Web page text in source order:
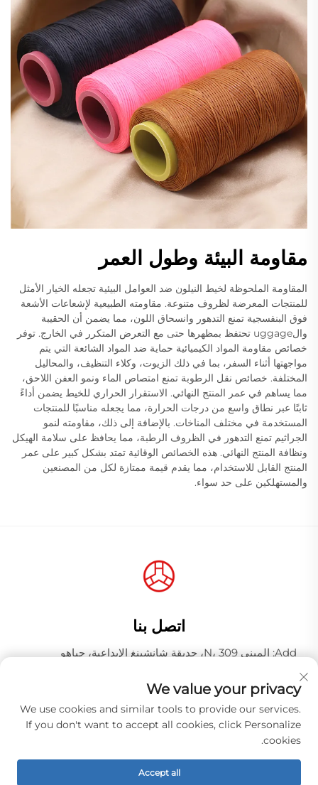
مقاومة البيئة وطول العمر
المقاومة الملحوظة لخيط النيلون ضد العوامل البيئية تجعله الخيار الأمثل
للمنتجات المعرضة لظروف متنوعة. مقاومته الطبيعية لإشعاعات الأشعة
فوق البنفسجية تمنع التدهور وانسحاق اللون، مما يضمن أن الحقيبة
والuggage تحتفظ بمظهرها حتى مع التعرض المتكرر في الخارج. توفر
خصائص مقاومة المواد الكيميائية حماية ضد المواد الشائعة التي يتم
مواجهتها أثناء السفر، بما في ذلك الزيوت، وكلاء التنظيف، والمحاليل
المختلفة. خصائص نقل الرطوبة تمنع امتصاص الماء ونمو العفن اللاحق،
مما يساهم في عمر المنتج النهائي. الاستقرار الحراري للخيط يضمن أداءً
ثابتًا عبر نطاق واسع من درجات الحرارة، مما يجعله مناسبًا للمنتجات
المستخدمة في مختلف المناخات. بالإضافة إلى ذلك، مقاومته لنمو
الجراثيم تمنع التدهور في الظروف الرطبة، مما يحافظ على سلامة الهيكل
ونظافة المنتج النهائي. هذه الخصائص الوقائية تمتد بشكل كبير على عمر
المنتج القابل للاستخدام، مما يقدم قيمة ممتازة لكل من المصنعين
والمستهلكين على حد سواء.
اتصل بنا
Add: المبنى N، 309، حديقة شانشينغ الإبداعية، جياهو
الصين، الرمز البريدي 510000
هاتف:+86-18925123039
البريد الإلكتروني:[email protected]
حقوق الطبع والنشر © شركة قوانغتشو هونغكياو للصناعة المحدودة.
We value your privacy
We use cookies and similar tools to provide our services.
If you don't want to accept all cookies, click Personalize
cookies.
Accept all